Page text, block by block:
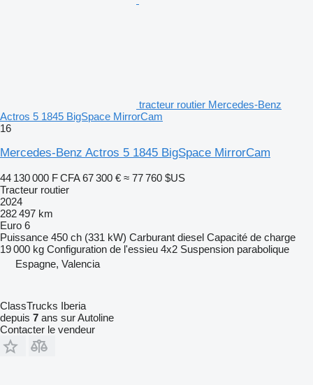
tracteur routier Mercedes-Benz
Actros 5 1845 BigSpace MirrorCam
16
Mercedes-Benz Actros 5 1845 BigSpace MirrorCam
44 130 000 F CFA 67 300 € ≈ 77 760 $US
Tracteur routier
2024
282 497 km
Euro 6
Puissance 450 ch (331 kW) Carburant diesel Capacité de charge
19 000 kg Configuration de l'essieu 4x2 Suspension parabolique
Espagne, Valencia
ClassTrucks Iberia
depuis 7 ans sur Autoline
Contacter le vendeur